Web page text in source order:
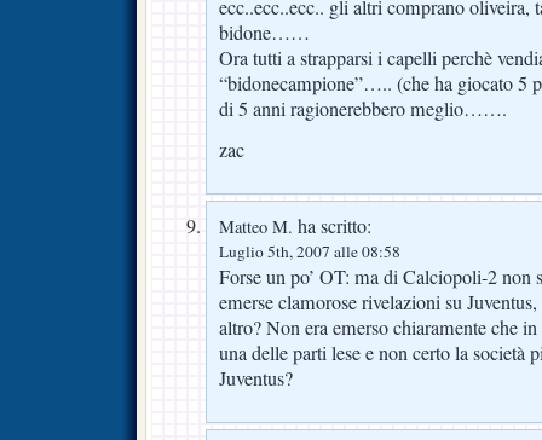
ecc..ecc..ecc.. gli altri comprano oliveira,
bidone……
Ora tutti a strapparsi i capelli perchè
“bidonecampione”….. (che ha giocato 5
di 5 anni ragionerebbero meglio…….
zac
Matteo M. ha scritto:
Luglio 5th, 2007 alle 08:58
Forse un po’ OT: ma di Calciopoli-2 non
emerse clamorose rivelazioni su
altro? Non era emerso chiaramente che
una delle parti lese e non certo la società
Juventus?